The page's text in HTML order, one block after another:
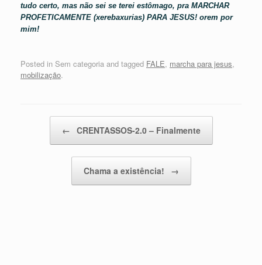
tudo certo, mas não sei se terei estômago, pra MARCHAR
PROFETICAMENTE (xerebaxurias) PARA JESUS! orem por
mim!
Posted in Sem categoria and tagged FALE, marcha para jesus,
mobilização.
← CRENTASSOS-2.0 – Finalmente
Chama a existência! →